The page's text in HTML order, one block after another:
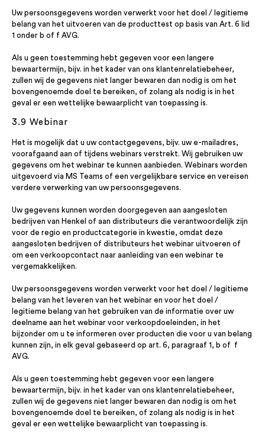
Uw persoonsgegevens worden verwerkt voor het doel / legitieme
belang van het uitvoeren van de producttest op basis van Art. 6 lid
1 onder b of f AVG.
Als u geen toestemming hebt gegeven voor een langere
bewaartermijn, bijv. in het kader van ons klantenrelatiebeheer,
zullen wij de gegevens niet langer bewaren dan nodig is om het
bovengenoemde doel te bereiken, of zolang als nodig is in het
geval er een wettelijke bewaarplicht van toepassing is.
3.9 Webinar
Het is mogelijk dat u uw contactgegevens, bijv. uw e-mailadres,
voorafgaand aan of tijdens webinars verstrekt. Wij gebruiken uw
gegevens om het webinar te kunnen aanbieden. Webinars worden
uitgevoerd via MS Teams of een vergelijkbare service en vereisen
verdere verwerking van uw persoonsgegevens.
Uw gegevens kunnen worden doorgegeven aan aangesloten
bedrijven van Henkel of aan distributeurs die verantwoordelijk zijn
voor de regio en productcategorie in kwestie, omdat deze
aangesloten bedrijven of distributeurs het webinar uitvoeren of
om een verkoopcontact naar aanleiding van een webinar te
vergemakkelijken.
Uw persoonsgegevens worden verwerkt voor het doel / legitieme
belang van het leveren van het webinar en voor het doel /
legitieme belang van het gebruiken van de informatie over uw
deelname aan het webinar voor verkoopdoeleinden, in het
bijzonder om u te informeren over producten die voor u van belang
kunnen zijn, in elk geval gebaseerd op art. 6, paragraaf 1, b of f
AVG.
Als u geen toestemming hebt gegeven voor een langere
bewaartermijn, bijv. in het kader van ons klantenrelatiebeheer,
zullen wij de gegevens niet langer bewaren dan nodig is om het
bovengenoemde doel te bereiken, of zolang als nodig is in het
geval er een wettelijke bewaarplicht van toepassing is.